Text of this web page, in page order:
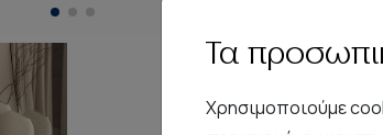
Τα
Χρησιμοποιούμε